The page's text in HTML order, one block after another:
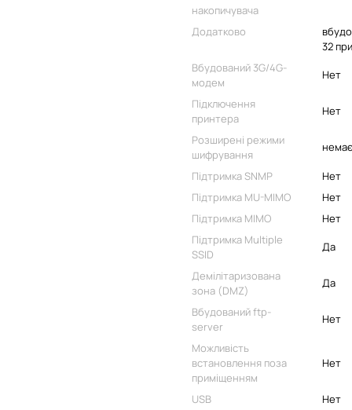
накопичувача
Додатково
32
Вбудований 3G/4G-
модем
Нет
Підключення
принтера
Нет
Розширені режими
шифрування
немає
Підтримка SNMP
Нет
Підтримка MU-MIMO
Нет
Підтримка MIMO
Нет
Підтримка Multiple
SSID
Да
Демілітаризована
зона (DMZ)
Да
Вбудований ftp-
server
Нет
Можливість
встановлення поза
приміщенням
Нет
USB
Нет